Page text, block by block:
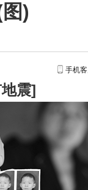
)
手机
震]